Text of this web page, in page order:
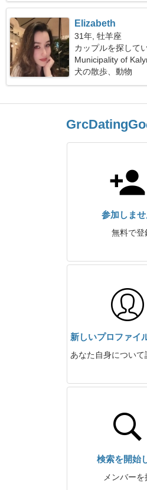
Elizabeth
31年, 牡羊座
カップルを探して
Municipality of
犬の散歩、動物
参加しま
無料で登
新しいプロファイ
あなた自身につい
検索を開始
メンバーを